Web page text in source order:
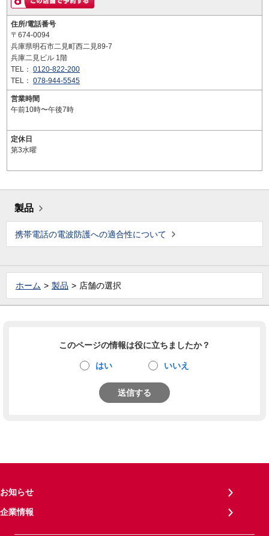
住所/電話番号
〒674-0094
兵庫県明石市二見町西二見89-7
兵庫二見ビル 1階
TEL： 0120-822-200
TEL： 078-944-5545
営業時間
午前10時〜午後7時
定休日
第3水曜
製品
携帯電話の電波防護への適合性について
ホーム 製品 店舗の選択
このページの情報は役に立ちましたか？
はい いいえ
送信する
お知らせ
企業情報